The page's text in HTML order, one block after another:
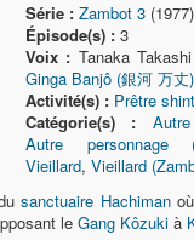
Série : Zambot 3(1977)
Épisode(s) :3
Voix : Tanaka
Ginga Banjô (銀河 万丈)
Activité(s) : Prêtre
Catégorie(s) :
Autre personnage
Vieillard, Vieillard
sanctuaire Hachimanoù
le Gang Kôzuki à